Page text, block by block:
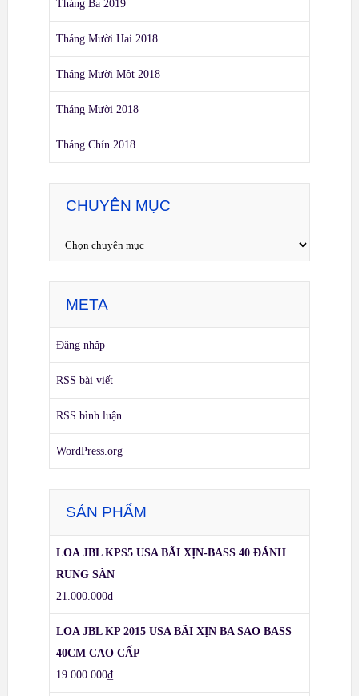
Tháng Ba 2019
Tháng Mười Hai 2018
Tháng Mười Một 2018
Tháng Mười 2018
Tháng Chín 2018
CHUYÊN MỤC
META
Đăng nhập
RSS bài viết
RSS bình luận
WordPress.org
SẢN PHẨM
LOA JBL KPS5 USA BÃI XỊN-BASS 40 ĐÁNH
RUNG SÀN
21.000.000₫
LOA JBL KP 2015 USA BÃI XỊN BA SAO BASS
40CM CAO CẤP
19.000.000₫